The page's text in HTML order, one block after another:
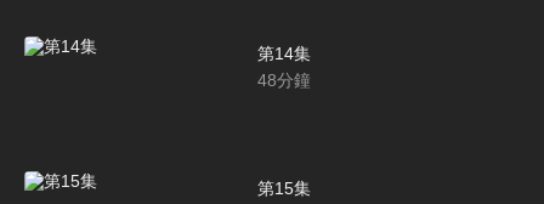
第14集
48分鐘
第15集